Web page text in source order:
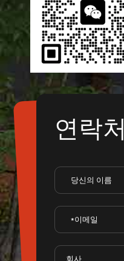
연락처